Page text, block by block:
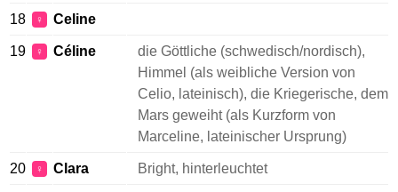
18 ♀ Celine
19 ♀ Céline
die Göttliche (schwedisch/nordisch),
Himmel (als weibliche Version von
Celio, lateinisch), die Kriegerische, dem
Mars geweiht (als Kurzform von
Marceline, lateinischer Ursprung)
20 ♀ Clara Bright, hinterleuchtet